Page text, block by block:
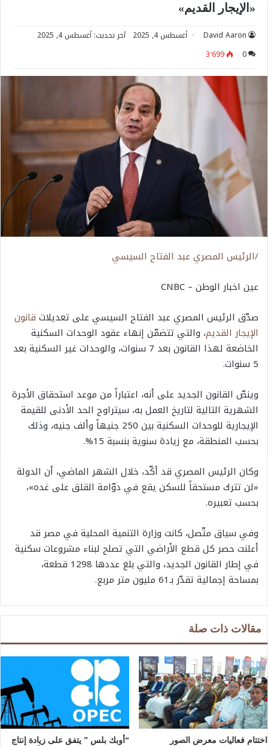
«الإيجار القديم»
David Aaron أغسطس 4, 2025
آخر تحديث: أغسطس 4, 2025
0
3٬699
/الرئيس المصري عبد الفتاح السيسي
عين اخبار الوطن – CNBC
صدّق الرئيس المصري عبد الفتاح السيسي على تعديلات قانون
الإيجار القديم، والتي تتضمّن إنهاء عقود الوحدات السكنية
الخاضعة لهذا القانون بعد 7 سنوات، والوحدات غير السكنية بعد
5 سنوات.
وينصّ القانون الجديد على أنه، اعتباراً من موعد استحقاق الأجرة
الشهرية التالية لتاريخ العمل به، سيتراوح الحد الأدنى للقيمة
الإيجارية للوحدات السكنية بين 250 جنيهاً وألف جنيه، وذلك
بحسب المنطقة، مع زيادة سنوية بنسبة 15%.
وكان الرئيس المصري قد أكّد، خلال الشهر الماضي، أن الدولة
«لن تترك مستحقاً للسكن يقع في دوّامة القلق على غده»،
بحسب تعبيره.
وفي سياق متّصل، كانت وزارة التنمية المحلية في مصر قد
أعلنت حصر كل قطع الأراضي التي تصلح لبناء مشروعات سكنية
في إطار القانون الجديد، والتي بلغ عددها 1298 قطعة،
بمساحة إجمالية تقدّر بـ61 مليون متر مربع.
مقالات ذات صلة
اختتام فعاليات معرض الصور
“أوبك بلس ” يتفق على زيادة إنتاج